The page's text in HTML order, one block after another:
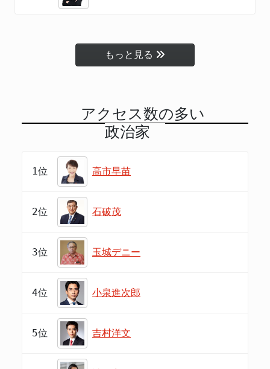
もっと見る
アクセス数の多い
政治家
1位 高市早苗
2位 石破茂
3位 玉城デニー
4位 小泉進次郎
5位 吉村洋文